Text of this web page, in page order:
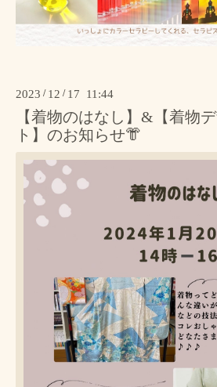
2023 / 12 / 17 11:44
【着物のはなし】&【着物
ト】のお知らせ👘